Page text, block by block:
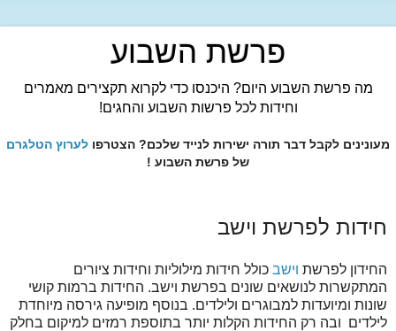
פרשת השבוע
מה פרשת השבוע היום? היכנסו כדי לקרוא תקצירים מאמרים
וחידות לכל פרשות השבוע והחגים!
מעונינים לקבל דבר תורה ישירות לנייד שלכם? הצטרפו לערוץ הטלגרם
של פרשת השבוע !
חידות לפרשת וישב
החידון לפרשת וישב כולל חידות מילוליות וחידות ציורים
המתקשרות לנושאים שונים בפרשת וישב. החידות ברמות קושי
שונות ומיועדות למבוגרים ולילדים. בנוסף מופיעה גירסה מיוחדת
לילדים ובה רק החידות הקלות יותר בתוספת רמזים למיקום בחלק